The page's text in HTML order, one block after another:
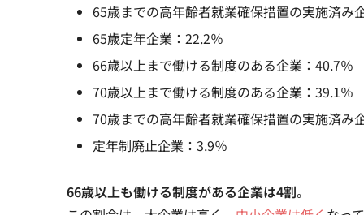
65歳までの高年齢者就業確保措置の実施済み
65歳定年企業：22.2％
66歳以上まで働ける制度のある企業：40.7％
70歳以上まで働ける制度のある企業：39.1％
70歳までの高年齢者就業確保措置の実施済み
定年制廃止企業：3.9％
66歳以上も働ける制度がある企業は4割。